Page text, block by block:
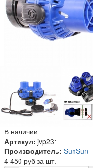
В наличии
Артикул: jvp231
Производитель: SunSun
4 450 руб за шт.